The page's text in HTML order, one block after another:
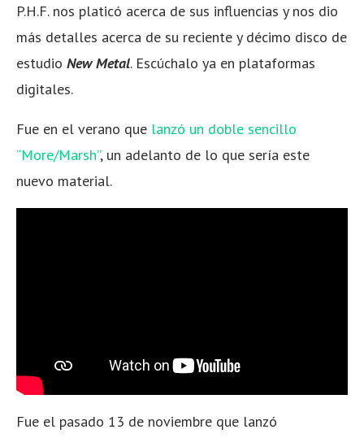
P.H.F. nos platicó acerca de sus influencias y nos dio
más detalles acerca de su reciente y décimo disco de
estudio New Metal. Escúchalo ya en plataformas
digitales.
Fue en el verano que lanzó un doble sencillo
“More/Marsh”, un adelanto de lo que sería este
nuevo material.
Fue el pasado 13 de noviembre que lanzó